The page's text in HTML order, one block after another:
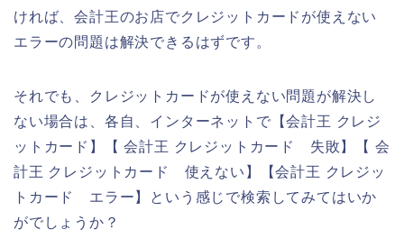
ければ、会計王のお店でクレジットカードが使えない
エラーの問題は解決できるはずです。
それでも、クレジットカードが使えない問題が解決し
ない場合は、各自、インターネットで【会計王 クレジ
ットカード】【 会計王 クレジットカード 失敗】【 会
計王 クレジットカード 使えない】【会計王 クレジッ
トカード エラー】という感じで検索してみてはいか
がでしょうか？